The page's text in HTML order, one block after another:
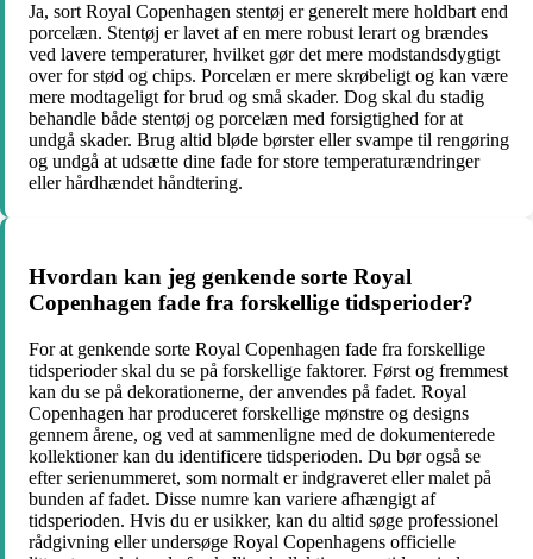
Ja, sort Royal Copenhagen stentøj er generelt mere holdbart end
porcelæn. Stentøj er lavet af en mere robust lerart og brændes
ved lavere temperaturer, hvilket gør det mere modstandsdygtigt
over for stød og chips. Porcelæn er mere skrøbeligt og kan være
mere modtageligt for brud og små skader. Dog skal du stadig
behandle både stentøj og porcelæn med forsigtighed for at
undgå skader. Brug altid bløde børster eller svampe til rengøring
og undgå at udsætte dine fade for store temperaturændringer
eller hårdhændet håndtering.
Hvordan kan jeg genkende sorte Royal
Copenhagen fade fra forskellige tidsperioder?
For at genkende sorte Royal Copenhagen fade fra forskellige
tidsperioder skal du se på forskellige faktorer. Først og fremmest
kan du se på dekorationerne, der anvendes på fadet. Royal
Copenhagen har produceret forskellige mønstre og designs
gennem årene, og ved at sammenligne med de dokumenterede
kollektioner kan du identificere tidsperioden. Du bør også se
efter serienummeret, som normalt er indgraveret eller malet på
bunden af fadet. Disse numre kan variere afhængigt af
tidsperioden. Hvis du er usikker, kan du altid søge professionel
rådgivning eller undersøge Royal Copenhagens officielle